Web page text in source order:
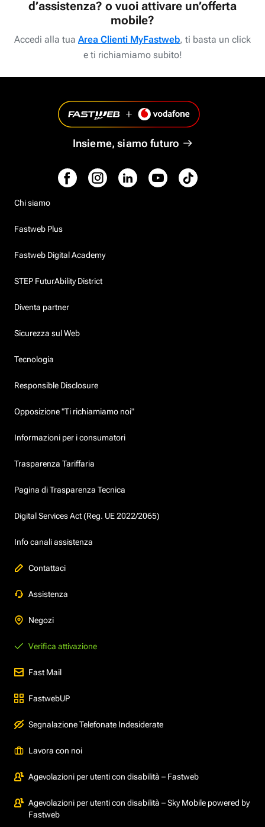
d’assistenza? o vuoi attivare un’offerta
mobile?
Accedi alla tua Area Clienti MyFastweb, ti basta un click
e ti richiamiamo subito!
Insieme, siamo futuro
Chi siamo
Fastweb Plus
Fastweb Digital Academy
STEP FuturAbility District
Diventa partner
Sicurezza sul Web
Tecnologia
Responsible Disclosure
Opposizione "Ti richiamiamo noi"
Informazioni per i consumatori
Trasparenza Tariffaria
Pagina di Trasparenza Tecnica
Digital Services Act (Reg. UE 2022/2065)
Info canali assistenza
Contattaci
Assistenza
Negozi
Verifica attivazione
Fast Mail
FastwebUP
Segnalazione Telefonate Indesiderate
Lavora con noi
Agevolazioni per utenti con disabilità – Fastweb
Agevolazioni per utenti con disabilità – Sky Mobile powered by
Fastweb